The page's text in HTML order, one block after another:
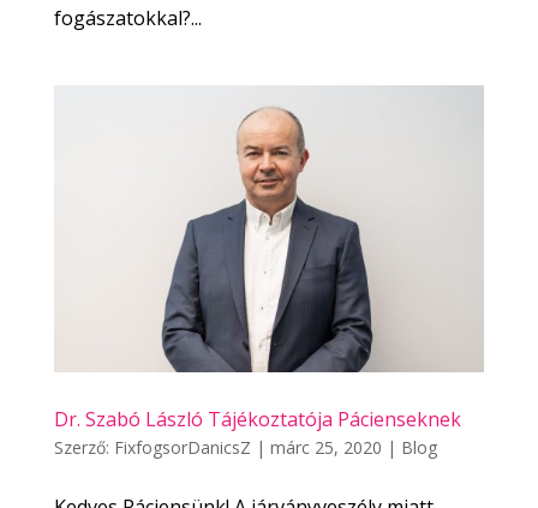
fogászatokkal?...
Dr. Szabó László Tájékoztatója Pácienseknek
Szerző: FixfogsorDanicsZ | márc 25, 2020 | Blog